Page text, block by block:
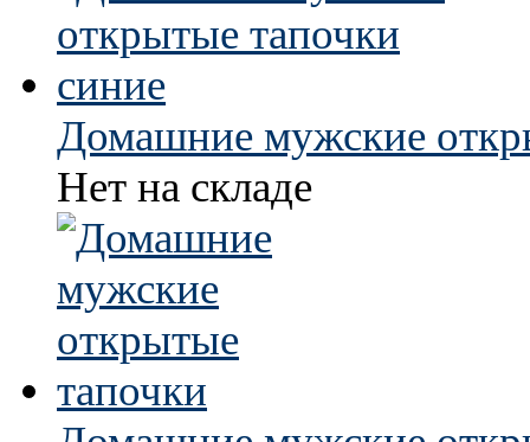
Домашние мужские
Нет на складе